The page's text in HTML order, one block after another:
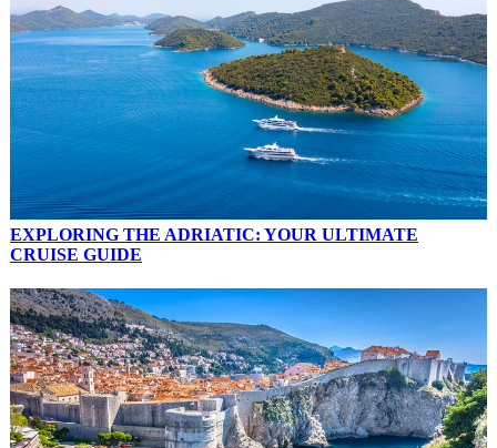
EXPLORING THE ADRIATIC: YOUR ULTIMATE
CRUISE GUIDE